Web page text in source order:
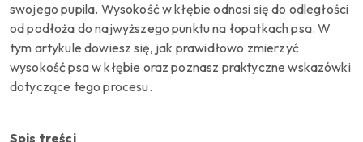
swojego pupila. Wysokość w kłębie odnosi się do odległości
od podłoża do najwyższego punktu na łopatkach psa. W
tym artykule dowiesz się, jak prawidłowo zmierzyć
wysokość psa w kłębie oraz poznasz praktyczne wskazówki
dotyczące tego procesu.
Spis treści